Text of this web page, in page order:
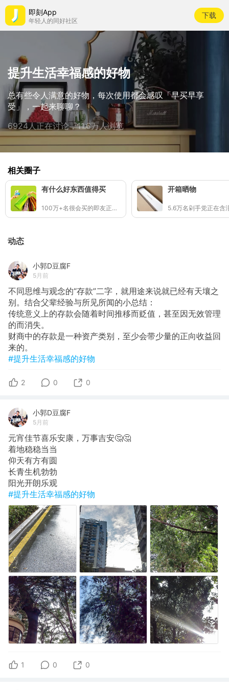
即刻App
年轻人的同好社区
下载
提升生活幸福感的好物
总有些令人满意的好物，每次使用都会感叹「早买早享
受」，一起来聊聊？
6924人正在讨论，11.6万人浏览
相关圈子
有什么好东西值得买
100万+名很会买的即友正在分享好东西🛒✨
开箱晒物
5.6万名剁手党正在含
动态
小郭D豆腐F
5月前
不同思维与观念的“存款”二字，就用途来说就已经有天壤之
别。结合父辈经验与所见所闻的小总结：
传统意义上的存款会随着时间推移而贬值，甚至因无效管理
的而消失。
财商中的存款是一种资产类别，至少会带少量的正向收益回
来的。
#提升生活幸福感的好物
2 0 0
小郭D豆腐F
5月前
​元宵佳节喜乐安康，万事吉安🤔🤔
着地稳稳当当
​仰天有方有圆
长青​生机勃勃
​阳光开朗乐观
#提升生活幸福感的好物
1 0 0